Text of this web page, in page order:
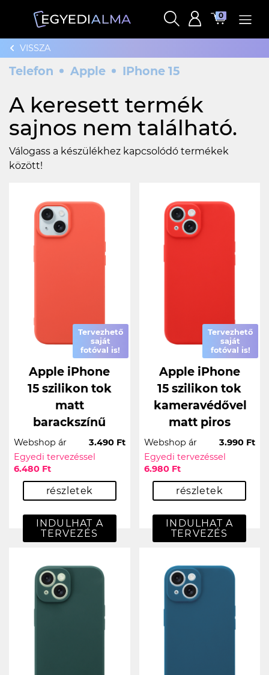
0
VISSZA
Telefon Apple IPhone 15
A keresett termék
sajnos nem található.
Válogass a készülékhez kapcsolódó termékek
között!
Tervezhető
saját
fotóval is!
Apple iPhone
15 szilikon tok
matt
barackszínű
Webshop ár
3.490 Ft
Egyedi tervezéssel
6.480 Ft
részletek
INDULHAT A
TERVEZÉS
Tervezhető
saját
fotóval is!
Apple iPhone
15 szilikon tok
kameravédővel
matt piros
Webshop ár
3.990 Ft
Egyedi tervezéssel
6.980 Ft
részletek
INDULHAT A
TERVEZÉS